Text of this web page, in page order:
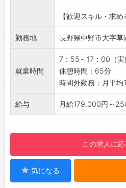
・水、ココア、ほ
・自販機あり
たします！
主な製品は手のひ
金加工がメインとな
るところから始ま
＾＾
【具体的な業務内容】
・型抜き（ブランキ
・折り曲げ加工（ベ
ベンディングマシ
断された金属製の
・溶接（ウェルディ
【歓迎スキル・求
勤務地 長野県中野市大字
就業時間
7：55～17：00（実
休憩時間：65分
時間外勤務：月平均
給与 月給179,000円～
この求人に
気になる